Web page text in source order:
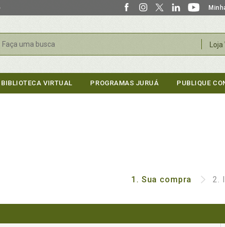
Buscar
BIBLIOTECA VIRTUAL PROGRAMAS JURUÁ PUBLIQUE
1. Sua compra 2.